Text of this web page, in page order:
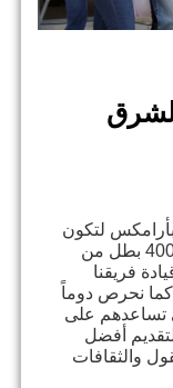
بأرامكس لتكون
دوماً في المقدمة بفضل جهود أكثر من 4000 بطل من
في 12 دولة. وقيادة فريقنا
كما نحرص دوماً
تساعدهم على
أفضل
والثقافات